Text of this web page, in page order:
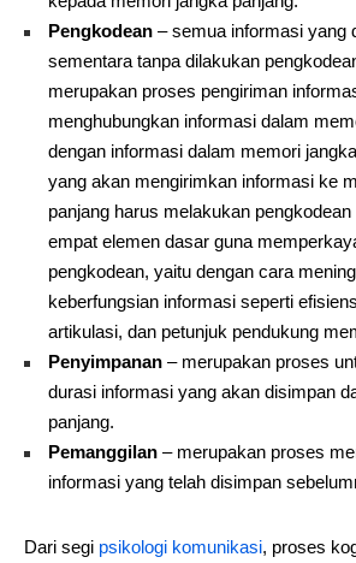
Pengkodean – semua informasi yang
sementara tanpa dilakukan
merupakan proses pengiriman
menghubungkan informasi dalam
dengan informasi dalam memori
yang akan mengirimkan informasi ke
panjang harus melakukan
empat elemen dasar guna
pengkodean, yaitu dengan cara
keberfungsian informasi seperti
artikulasi, dan petunjuk pendukung
Penyimpanan – merupakan proses
durasi informasi yang akan disimpan
panjang.
Pemanggilan – merupakan proses
informasi yang telah disimpan
Dari segi psikologi komunikasi, proses